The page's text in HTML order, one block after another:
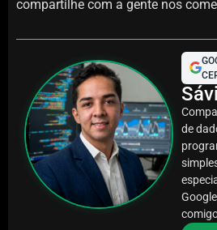
compartilhe com a gente nos
de